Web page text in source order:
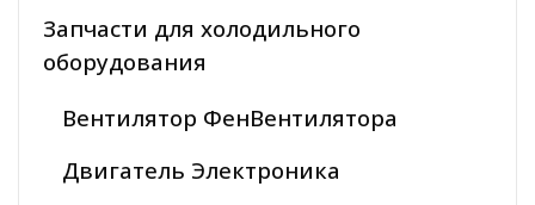
Запчасти для холодильного
оборудования
Вентилятор ФенВентилятора
Двигатель Электроника